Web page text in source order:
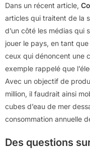
Dans un récent article,
articles qui traitent de la
d’un côté les médias qui
jouer le pays, en tant que
ceux qui dénoncent une
exemple rappelé que
Avec un objectif de
million, il faudrait ainsi
cubes d’eau de mer
consommation annuelle
Des questions